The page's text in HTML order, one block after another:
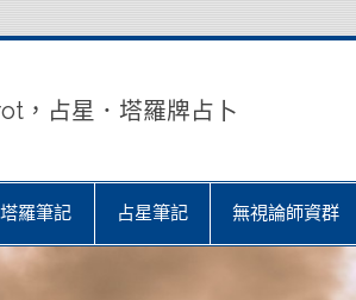
，占星．塔羅牌占卜
塔羅筆記 占星筆記 無視論師資群